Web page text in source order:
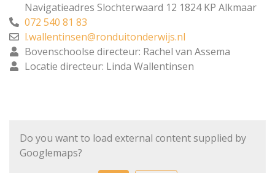
Navigatieadres Slochterwaard 12 1824 KP Alkmaar
072 540 81 83
l.wallentinsen@ronduitonderwijs.nl
Bovenschoolse directeur: Rachel van Assema
Locatie directeur: Linda Wallentinsen
Do you want to load external content supplied by
Googlemaps?